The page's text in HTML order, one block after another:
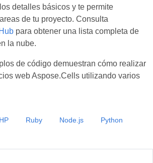
detalles básicos y te permite
de tu proyecto. Consulta
para obtener una lista completa de
la nube.
de código demuestran cómo realizar
web Aspose.Cells utilizando varios
Ruby Node.js Python